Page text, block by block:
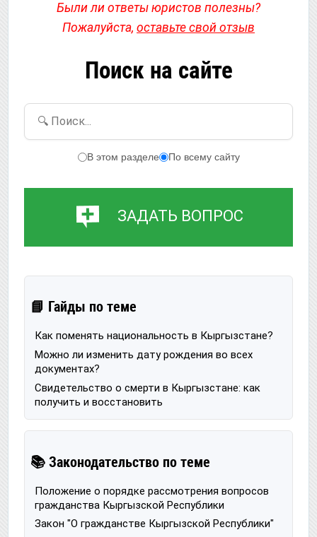
Были ли ответы юристов полезны?
Пожалуйста, оставьте свой отзыв
Поиск на сайте
🔍 Поиск...
В этом разделе По всему сайту
ЗАДАТЬ ВОПРОС
📘 Гайды по теме
Как поменять национальность в Кыргызстане?
Можно ли изменить дату рождения во всех
документах?
Свидетельство о смерти в Кыргызстане: как
получить и восстановить
📚 Законодательство по теме
Положение о порядке рассмотрения вопросов
гражданства Кыргызской Республики
Закон "О гражданстве Кыргызской Республики"